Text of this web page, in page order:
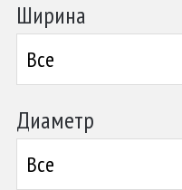
Ширина
Все
Диаметр
Все